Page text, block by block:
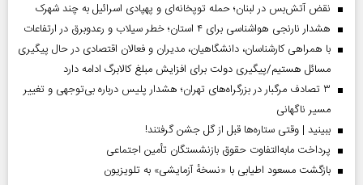
نقض آتش‌بس در لبنان؛ حمله توپخانه‌ای و پهپادی اسرائیل به چند شهرک
هشدار نارنجی هواشناسی برای ۴ استان؛ خطر سیلاب و رعدوبرق در ارتفاعات
با همراهی کارشناسان، دانشگاهیان، مدیران و فعالان اقتصادی در حال پیگیری
مسائل هستیم/پیگیری دولت برای افزایش مبلغ کالابرگ ادامه دارد
۳ تصادف مرگبار در بزرگراه‌های تهران؛ هشدار پلیس درباره بی‌توجهی و تغییر
مسیر ناگهانی
ببینید | وقتی ستاره‌ها قبل از گل جشن گرفتند!
پرداخت مابه‌التفاوت حقوق بازنشستگان تأمین اجتماعی
بازگشت مسعود اطیابی با «نسخهٔ آزمایشی» به تلویزیون